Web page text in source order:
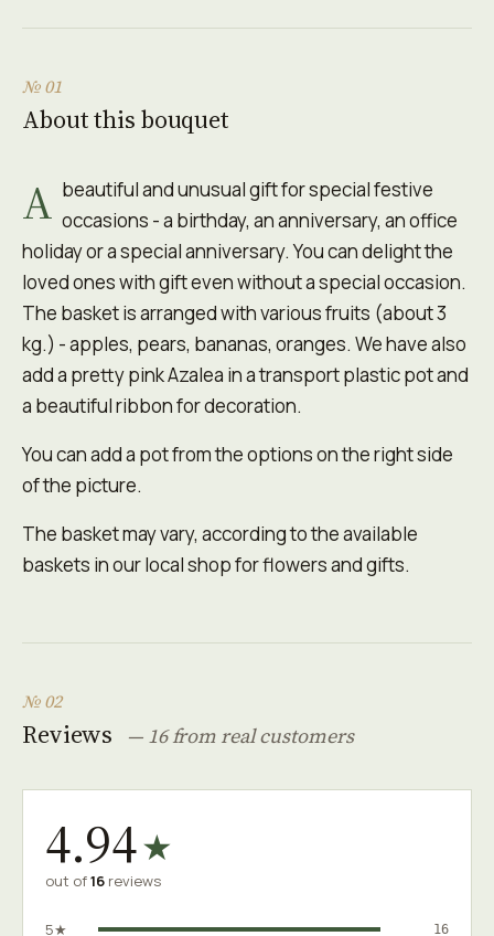
№ 01
About this bouquet
A beautiful and unusual gift for special festive
occasions - a birthday, an anniversary, an office
holiday or a special anniversary. You can delight the
loved ones with gift even without a special occasion.
The basket is arranged with various fruits (about 3
kg.) - apples, pears, bananas, oranges. We have also
add a pretty pink Azalea in a transport plastic pot and
a beautiful ribbon for decoration.
You can add a pot from the options on the right side
of the picture.
The basket may vary, according to the available
baskets in our local shop for flowers and gifts.
№ 02
Reviews — 16 from real customers
4.94★
out of16 reviews
5★ 16